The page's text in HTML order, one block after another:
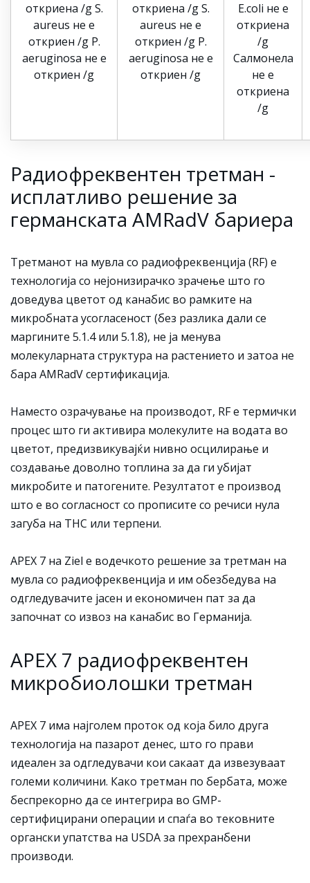
откриена /g S.
aureus не е
откриен /g P.
aeruginosa не е
откриен /g
откриена /g S.
aureus не е
откриен /g P.
aeruginosa не е
откриен /g
E.coli не е
откриена
/g
Салмонела
не е
откриена
/g
Радиофреквентен третман -
исплатливо решение за
германската AMRadV бариера
Третманот на мувла со радиофреквенција (RF) е
технологија со нејонизирачко зрачење што го
доведува цветот од канабис во рамките на
микробната усогласеност (без разлика дали се
маргините 5.1.4 или 5.1.8), не ја менува
молекуларната структура на растението и затоа не
бара AMRadV сертификација.
Наместо озрачување на производот, RF е термички
процес што ги активира молекулите на водата во
цветот, предизвикувајќи нивно осцилирање и
создавање доволно топлина за да ги убијат
микробите и патогените. Резултатот е производ
што е во согласност со прописите со речиси нула
загуба на THC или терпени.
APEX 7 на Ziel е водечкото решение за третман на
мувла со радиофреквенција и им обезбедува на
одгледувачите јасен и економичен пат за да
започнат со извоз на канабис во Германија.
APEX 7 радиофреквентен
микробиолошки третман
APEX 7 има најголем проток од која било друга
технологија на пазарот денес, што го прави
идеален за одгледувачи кои сакаат да извезуваат
големи количини. Како третман по бербата, може
беспрекорно да се интегрира во GMP-
сертифицирани операции и спаѓа во тековните
органски упатства на USDA за прехранбени
производи.